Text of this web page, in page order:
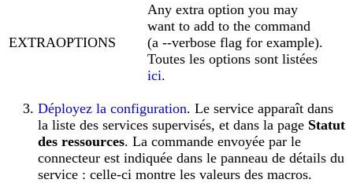
EXTRAOPTIONS
Any extra option you may
want to add to the command
(a --verbose flag for example).
Toutes les options sont listées
ici.
Déployez la configuration. Le service apparaît dans
la liste des services supervisés, et dans la page Statut
des ressources. La commande envoyée par le
connecteur est indiquée dans le panneau de détails du
service : celle-ci montre les valeurs des macros.